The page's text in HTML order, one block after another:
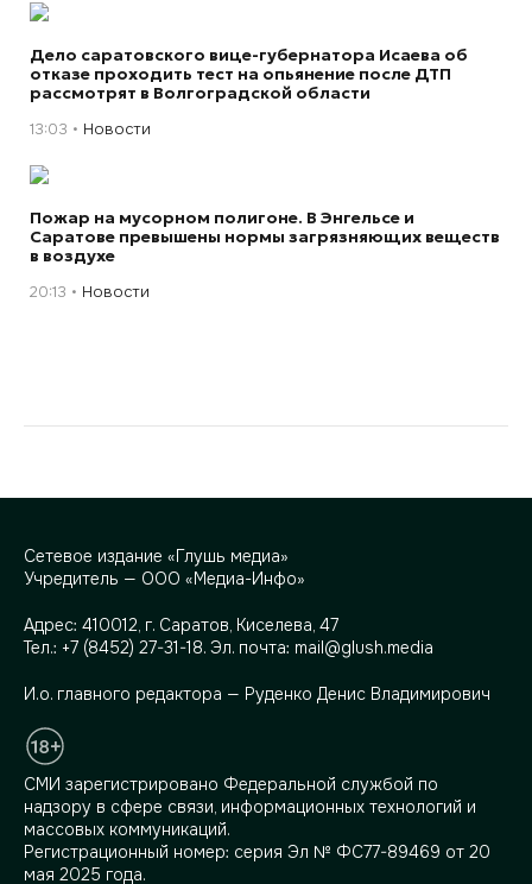
Дело саратовского вице-губернатора Исаева об
отказе проходить тест на опьянение после ДТП
рассмотрят в Волгоградской области
13:03 Новости
Пожар на мусорном полигоне. В Энгельсе и
Саратове превышены нормы загрязняющих веществ
в воздухе
20:13 Новости
Сетевое издание «Глушь медиа»
Учредитель — ООО «Медиа-Инфо»
Адрес: 410012, г. Саратов, Киселева, 47
Тел.: +7 (8452) 27-31-18. Эл. почта: mail@glush.media
И.о. главного редактора — Руденко Денис Владимирович
СМИ зарегистрировано Федеральной службой по
надзору в сфере связи, информационных технологий и
массовых коммуникаций.
Регистрационный номер: серия Эл № ФС77-89469 от 20
мая 2025 года.